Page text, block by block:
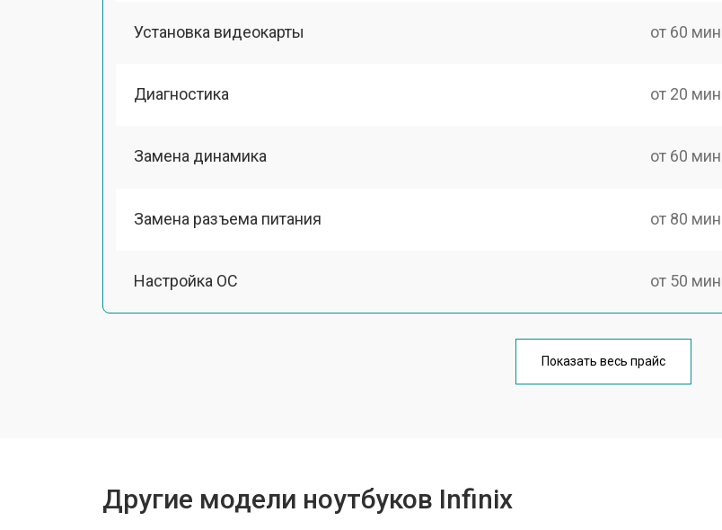
Установка видеокарты от 60 мин
Диагностика от 20 мин
Замена динамика от 60 мин
Замена разъема питания от 80 мин
Настройка ОС от 50 мин
от 100 мин
Показать весь прайс
Другие модели ноутбуков Infinix